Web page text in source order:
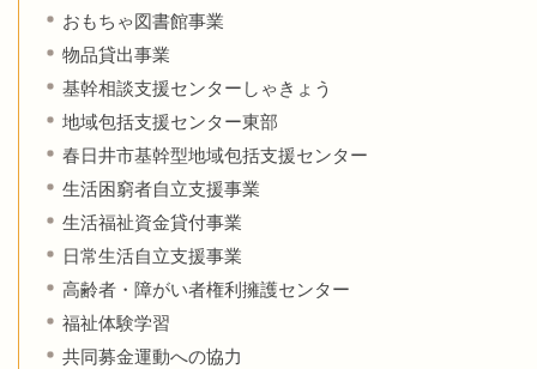
おもちゃ図書館事業
物品貸出事業
基幹相談支援センターしゃきょう
地域包括支援センター東部
春日井市基幹型地域包括支援センター
生活困窮者自立支援事業
生活福祉資金貸付事業
日常生活自立支援事業
高齢者・障がい者権利擁護センター
福祉体験学習
共同募金運動への協力